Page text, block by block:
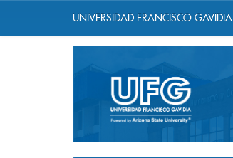
UNIVERSIDAD FRANCISCO GAVIDIA